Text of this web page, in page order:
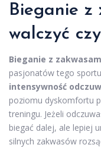
Bieganie z
walczyć
Bieganie z
pasjonatów tego
intensywność
poziomu dyskomfortu
treningu. Jeżeli
biegać dalej, ale lepiej
silnych zakwasów